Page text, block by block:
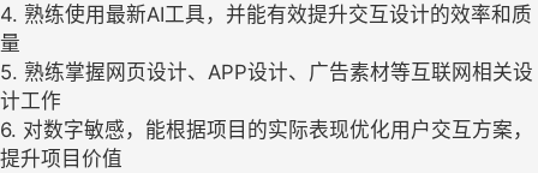
4. 熟练使用最新AI工具，并能有效提升交互设计的效率和质
量
5. 熟练掌握网页设计、APP设计、广告素材等互联网相关设
计工作
6. 对数字敏感，能根据项目的实际表现优化用户交互方案，
提升项目价值